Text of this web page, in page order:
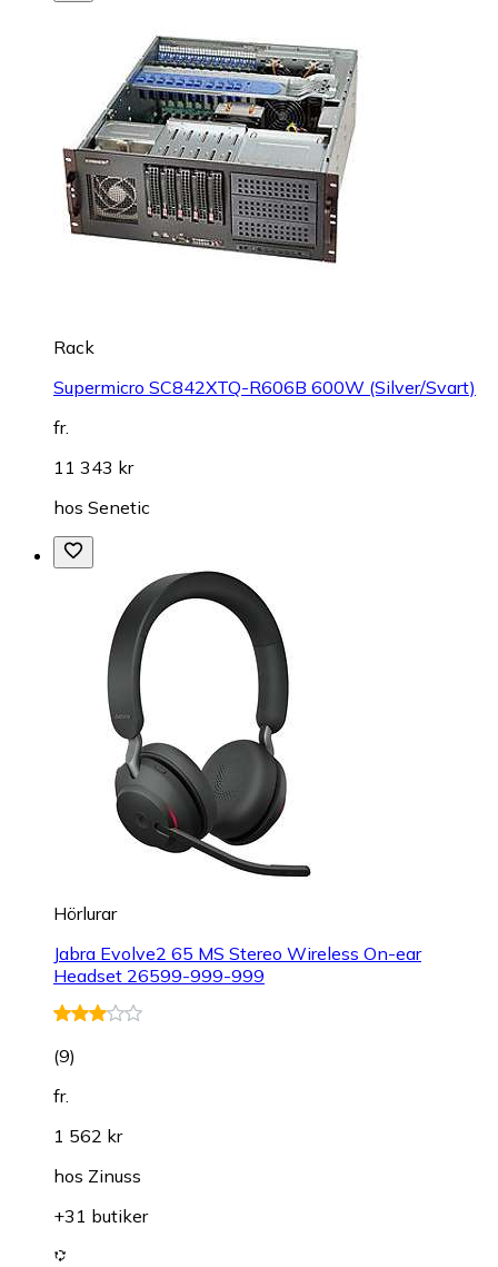
Rack
Supermicro SC842XTQ-R606B 600W (Silver/Svart)
fr.
11 343 kr
hos Senetic
Hörlurar
Jabra Evolve2 65 MS Stereo Wireless On-ear
Headset 26599-999-999
(9)
fr.
1 562 kr
hos Zinuss
+31 butiker